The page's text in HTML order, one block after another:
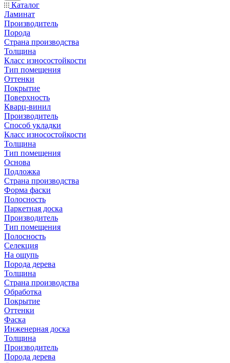
Каталог
Ламинат
Производитель
Порода
Страна производства
Толщина
Класс износостойкости
Тип помещения
Оттенки
Покрытие
Поверхность
Кварц-винил
Производитель
Способ укладки
Класс износостойкости
Толщина
Тип помещения
Основа
Подложка
Страна производства
Форма фаски
Полосность
Паркетная доска
Производитель
Тип помещения
Полосность
Селекция
На ощупь
Порода дерева
Толщина
Страна производства
Обработка
Покрытие
Оттенки
Фаска
Инженерная доска
Толщина
Производитель
Порода дерева